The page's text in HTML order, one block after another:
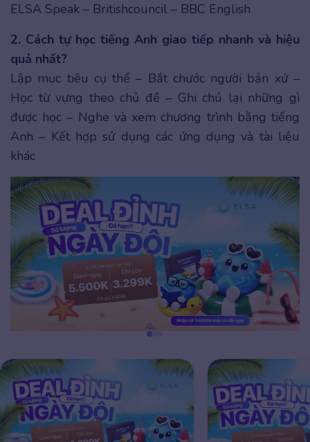
ELSA Speak – Britishcouncil – BBC English
2. Cách tự học tiếng Anh giao tiếp nhanh và hiệu
quả nhất?
Lập mục tiêu cụ thể – Bắt chước người bản xứ –
Học từ vựng theo chủ đề – Ghi chú lại những gì
được học – Nghe và xem chương trình bằng tiếng
Anh – Kết hợp sử dụng các ứng dụng và tài liệu
khác